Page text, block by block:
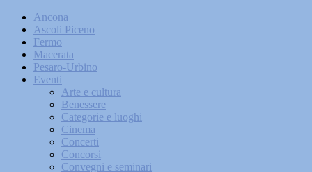
Ancona
Ascoli Piceno
Fermo
Macerata
Pesaro-Urbino
Eventi
Arte e cultura
Benessere
Categorie e luoghi
Cinema
Concerti
Concorsi
Convegni e seminari